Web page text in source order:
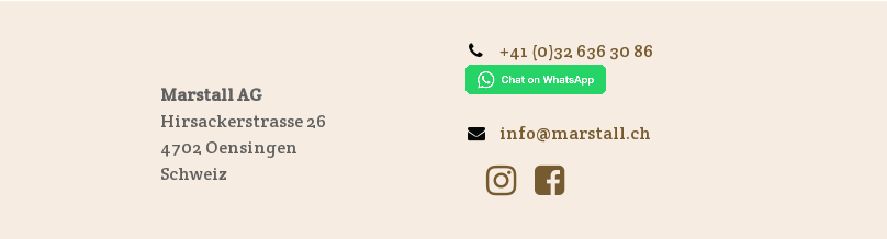
+41 (0)32 636 30 86
info@marstall.ch
Marstall AG
Hirsackerstrasse 26
4702 Oensingen
Schweiz